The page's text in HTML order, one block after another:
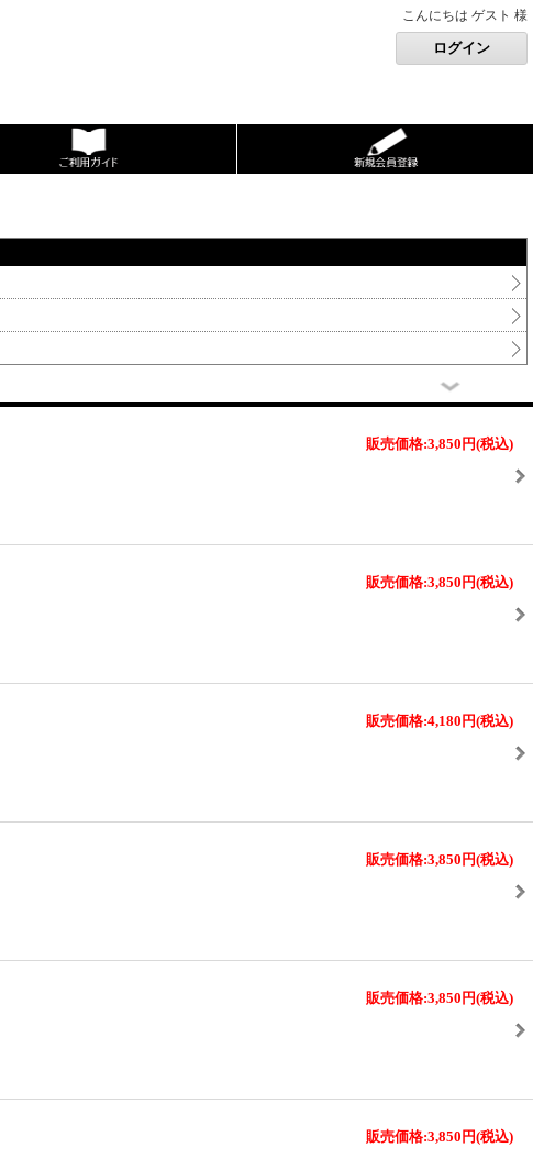
こんにちは ゲスト 様
販売価格:3,850円(税込)
販売価格:3,850円(税込)
販売価格:4,180円(税込)
販売価格:3,850円(税込)
販売価格:3,850円(税込)
販売価格:3,850円(税込)